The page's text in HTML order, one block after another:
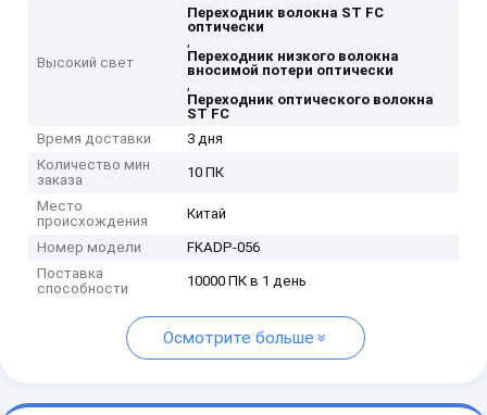
Высокий свет
Переходник волокна ST FC
оптически
,
Переходник низкого волокна
вносимой потери оптически
,
Переходник оптического волокна
ST FC
Время доставки
3 дня
Количество мин
заказа
10 ПК
Место
происхождения
Китай
Номер модели
FKADP-056
Поставка
способности
10000 ПК в 1 день
Осмотрите больше